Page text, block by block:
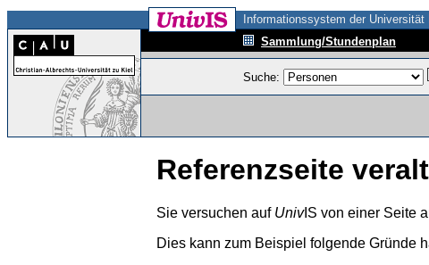
Informationssystem der Universität
Sammlung/Stundenplan
Suche:
Referenzseite
Sie versuchen auf UnivIS von einer Seite
Dies kann zum Beispiel folgende Gründe